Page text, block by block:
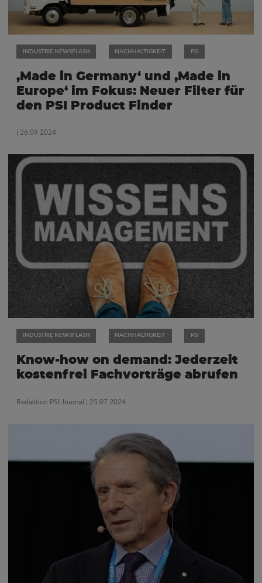
INDUSTRIE NEWSFLASH NACHHALTIGKEIT PSI
‚Made in Germany‘ und ‚Made in
Europe‘ im Fokus: Neuer Filter für
den PSI Product Finder
| 26.09.2024
INDUSTRIE NEWSFLASH NACHHALTIGKEIT PSI
Know-how on demand: Jederzeit
kostenfrei Fachvorträge abrufen
Redaktion PSI Journal | 25.07.2024